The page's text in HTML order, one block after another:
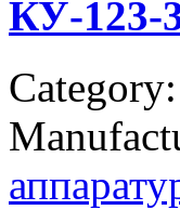
КУ-123-
Category: